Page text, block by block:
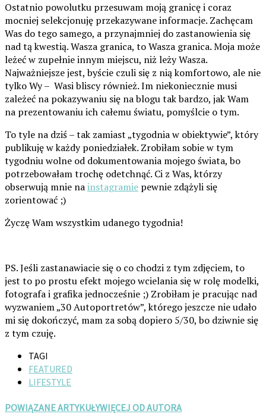
Ostatnio powolutku przesuwam moją granicę i coraz
mocniej selekcjonuję przekazywane informacje. Zachęcam
Was do tego samego, a przynajmniej do zastanowienia się
nad tą kwestią. Wasza granica, to Wasza granica. Moja może
leżeć w zupełnie innym miejscu, niż leży Wasza.
Najważniejsze jest, byście czuli się z nią komfortowo, ale nie
tylko Wy – Wasi bliscy również. Im niekoniecznie musi
zależeć na pokazywaniu się na blogu tak bardzo, jak Wam
na prezentowaniu ich całemu światu, pomyślcie o tym.
To tyle na dziś – tak zamiast „tygodnia w obiektywie”, który
publikuję w każdy poniedziałek. Zrobiłam sobie w tym
tygodniu wolne od dokumentowania mojego świata, bo
potrzebowałam trochę odetchnąć. Ci z Was, którzy
obserwują mnie nainstagramie pewnie zdążyli się
zorientować ;)
Życzę Wam wszystkim udanego tygodnia!
PS. Jeśli zastanawiacie się o co chodzi z tym zdjęciem, to
jest to po prostu efekt mojego wcielania się w rolę modelki,
fotografa i grafika jednocześnie ;) Zrobiłam je pracując nad
wyzwaniem „30 Autoportretów”, którego jeszcze nie udało
mi się dokończyć, mam za sobą dopiero 5/30, bo dziwnie się
z tym czuję.
TAGI
FEATURED
LIFESTYLE
POWIĄZANE ARTYKUŁYWIĘCEJ OD AUTORA